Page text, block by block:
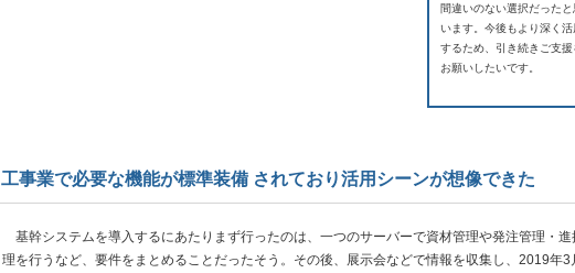
間違いのない選択だったと
います。今後もより深く活
するため、引き続きご支援
お願いしたいです。
工事業で必要な機能が標準装備 されており活用シーンが想像できた
基幹システムを導入するにあたりまず行ったのは、一つのサーバーで資材管理や発注管理・進
理を行うなど、要件をまとめることだったそう。その後、展示会などで情報を収集し、2019年3